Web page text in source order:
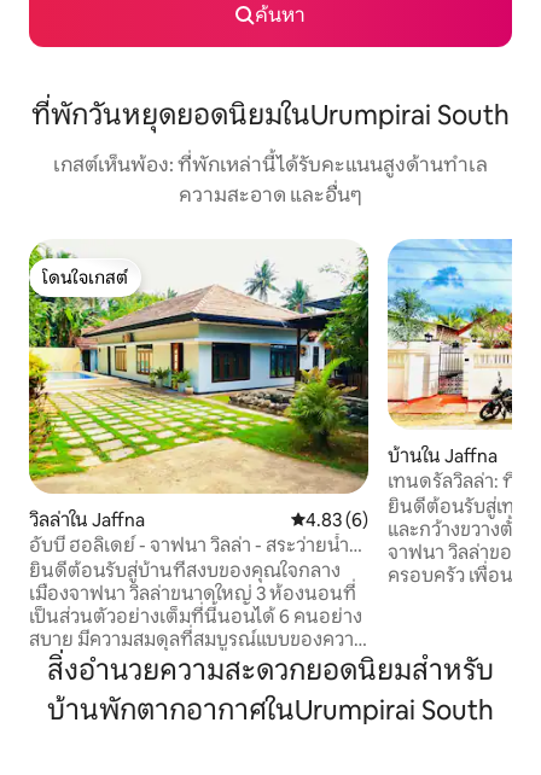
ค้นหา
ที่พักวันหยุดยอดนิยมในUrumpirai South
เกสต์เห็นพ้อง: ที่พักเหล่านี้ได้รับคะแนนสูงด้านทำเล
ความสะอาด และอื่นๆ
โดนใจเกสต์
โดนใจเกสต์
วิลล่าใน Jaffna คะแนนเฉลี่ย 4.83 จาก 5, 6 รีวิว
4.83 (6)
อับบี ฮอลิเดย์ - จาฟนา วิลล่า - สระว่ายน้ำ
และบาร์ชิชา
ยินดีต้อนรับสู่บ้านที่สงบของคุณใจกลาง
เมืองจาฟนา วิลล่าขนาดใหญ่ 3 ห้องนอนที่
เป็นส่วนตัวอย่างเต็มที่นี้นอนได้ 6 คนอย่าง
สบาย มีความสมดุลที่สมบูรณ์แบบของความ
สบาย ความเป็นส่วนตัว และความสะดวก
สบาย เหมาะสำหรับครอบครัว นักเดินทาง
เพื่อธุรกิจ ญาติที่มาเยือน หรือกลุ่มที่สำรวจ
บ้านใน Jaffna
เทนดรัลวิลล่า: ที่
ยินดีต้อนรับสู่เทน
และกว้างขวางตั้งอ
จาฟนา วิลล่าของเ
ครอบครัว เพื่อน ห
เราอยู่ห่างจากสถ
กันดาสวามี ป้อมป
สิ่งอำนวยความสะดวกยอดนิยมสำหรับ
บ้านพักตากอากาศในUrumpirai South